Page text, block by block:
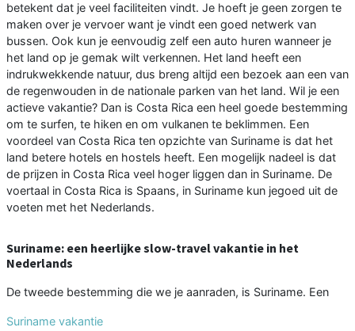
betekent dat je veel faciliteiten vindt. Je hoeft je geen zorgen te
maken over je vervoer want je vindt een goed netwerk van
bussen. Ook kun je eenvoudig zelf een auto huren wanneer je
het land op je gemak wilt verkennen. Het land heeft een
indrukwekkende natuur, dus breng altijd een bezoek aan een van
de regenwouden in de nationale parken van het land. Wil je een
actieve vakantie? Dan is Costa Rica een heel goede bestemming
om te surfen, te hiken en om vulkanen te beklimmen. Een
voordeel van Costa Rica ten opzichte van Suriname is dat het
land betere hotels en hostels heeft. Een mogelijk nadeel is dat
de prijzen in Costa Rica veel hoger liggen dan in Suriname. De
voertaal in Costa Rica is Spaans, in Suriname kun jegoed uit de
voeten met het Nederlands.
Suriname: een heerlijke slow-travel vakantie in het
Nederlands
De tweede bestemming die we je aanraden, is Suriname. Een
Suriname vakantie